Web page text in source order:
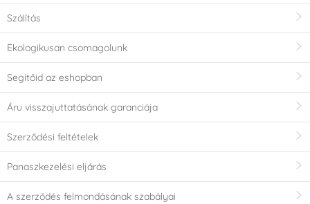
Szálítás
Ekologikusan csomagolunk
Segítőid az eshopban
Áru visszajuttatásának garanciája
Szerződési feltételek
Panaszkezelési eljárás
A szerződés felmondásának szabályai